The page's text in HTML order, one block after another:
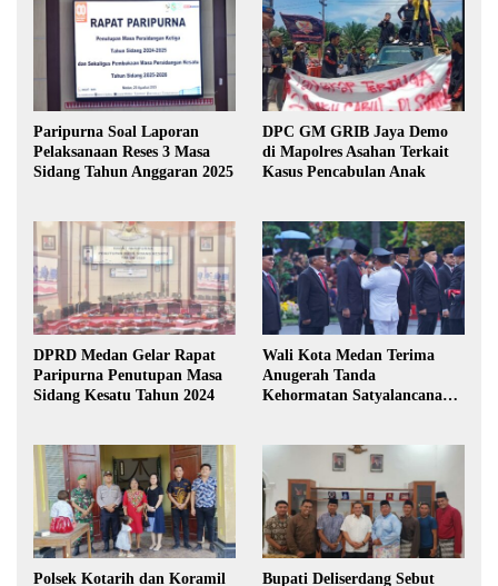
Paripurna Soal Laporan
Pelaksanaan Reses 3 Masa
Sidang Tahun Anggaran 2025
DPC GM GRIB Jaya Demo
di Mapolres Asahan Terkait
Kasus Pencabulan Anak
DPRD Medan Gelar Rapat
Paripurna Penutupan Masa
Sidang Kesatu Tahun 2024
Wali Kota Medan Terima
Anugerah Tanda
Kehormatan Satyalancana
Polsek Kotarih dan Koramil
Bupati Deliserdang Sebut